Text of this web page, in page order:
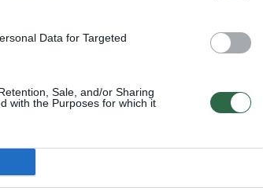
Data for Targeted
Sale, and/or Sharing
with the Purposes for which it
Klausimas tikrai yra
būtų vienaip ar kitaip
mažuosius gamintojus